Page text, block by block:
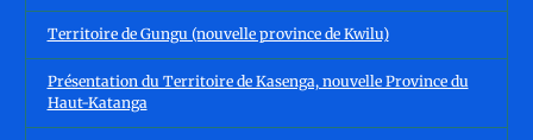
Territoire de Gungu (nouvelle province de Kwilu)
Présentation du Territoire de Kasenga, nouvelle Province du
Haut-Katanga